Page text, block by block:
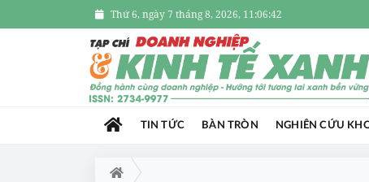
Thứ 6, ngày 7 tháng 8, 2026, 11:06:42
TIN TỨC BÀN TRÒN NGHIÊN CỨU